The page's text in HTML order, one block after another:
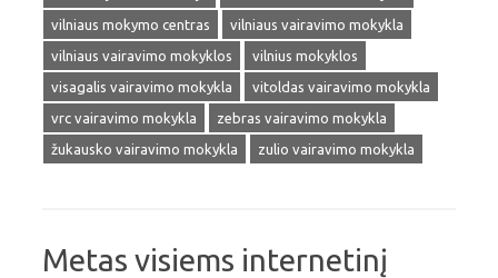
vilniaus mokymo centras
vilniaus vairavimo mokykla
vilniaus vairavimo mokyklos
vilnius mokyklos
visagalis vairavimo mokykla
vitoldas vairavimo mokykla
vrc vairavimo mokykla
zebras vairavimo mokykla
žukausko vairavimo mokykla
zulio vairavimo mokykla
Metas visiems internetinį